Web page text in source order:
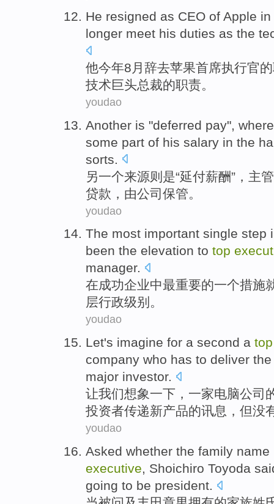
He resigned as CEO of Apple in
longer meet his duties as the
他今年8月 辞去苹果首席执行官的
技术巨头总裁的职责。
youdao
Another is "deferred pay",
some part of his salary in the
sorts
另一个来源则 是“延付薪酬”， 主管
贷款 ，由公司 保管 。
youdao
The most important single step
been the elevation to top
manager.
在成功企业中最重要的一个措施
层行政级别 。
youdao
Let's imagine for a second a
company who has to deliver
major investor.
让我们想象一下 ，一家电脑公司
投资者传递新产品的讯息 ，但没
youdao
Asked whether the family name
executive, Shoichiro Toyoda
going to be president.